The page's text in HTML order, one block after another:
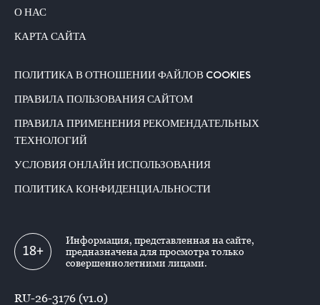
О НАС
КАРТА САЙТА
ПОЛИТИКА В ОТНОШЕНИИ ФАЙЛОВ COOKIES
ПРАВИЛА ПОЛЬЗОВАНИЯ САЙТОМ
ПРАВИЛА ПРИМЕНЕНИЯ РЕКОМЕНДАТЕЛЬНЫХ
ТЕХНОЛОГИЙ
УСЛОВИЯ ОНЛАЙН ИСПОЛЬЗОВАНИЯ
ПОЛИТИКА КОНФИДЕНЦИАЛЬНОСТИ
18+
Информация, представленная на сайте,
предназначена для просмотра только
совершеннолетними лицами.
RU-26-3176 (v1.0)